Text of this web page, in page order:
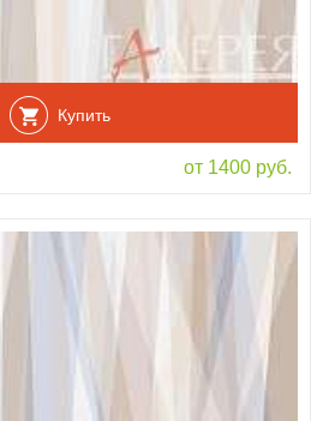
Купить
от 1400 руб.